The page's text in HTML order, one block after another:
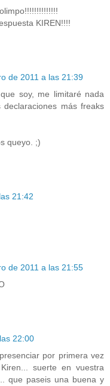
KIREN!!!!
de 2011 a las 21:39
soy, me limitaré nada
más freaks
queyo. ;)
21:42
de 2011 a las 21:55
22:00
por primera vez
suerte en vuestra
que paseis una buena y